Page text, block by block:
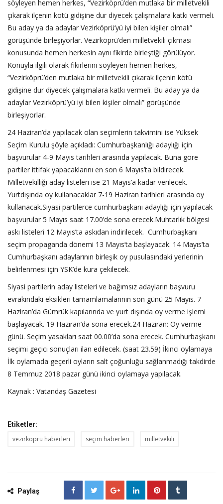
söyleyen hemen herkes, “Vezirköprü’den mutlaka bir milletvekili
çıkarak ilçenin kötü gidişine dur diyecek çalışmalara katkı vermeli.
Bu aday ya da adaylar Vezirköprü’yü iyi bilen kişiler olmalı”
görüşünde birleşiyorlar. Vezirköprü’den milletvekili çıkması
konusunda hemen herkesin aynı fikirde birleştiği görülüyor.
Konuyla ilgili olarak fikirlerini söyleyen hemen herkes,
“Vezirköprü’den mutlaka bir milletvekili çıkarak ilçenin kötü
gidişine dur diyecek çalışmalara katkı vermeli. Bu aday ya da
adaylar Vezirköprü’yü iyi bilen kişiler olmalı” görüşünde
birleşiyorlar.
24 Haziran’da yapılacak olan seçimlerin takvimini ise Yüksek
Seçim Kurulu şöyle açıkladı: Cumhurbaşkanlığı adaylığı için
başvurular 4-9 Mayıs tarihleri arasında yapılacak. Buna göre
partiler ittifak yapacaklarını en son 6 Mayıs’ta bildirecek.
Milletvekilliği aday listeleri ise 21 Mayıs’a kadar verilecek.
Yurtdışında oy kullanacaklar 7-19 Haziran tarihleri arasında oy
kullanacak.Siyasi partilerce cumhurbaşkanı adaylığı için yapılacak
başvurular 5 Mayıs saat 17.00’de sona erecek.Muhtarlık bölgesi
askı listeleri 12 Mayıs’ta askıdan indirilecek. Cumhurbaşkanı
seçim propaganda dönemi 13 Mayıs’ta başlayacak. 14 Mayıs’ta
Cumhurbaşkanı adaylarının birleşik oy pusulasındaki yerlerinin
belirlenmesi için YSK’de kura çekilecek.
Siyasi partilerin aday listeleri ve bağımsız adayların başvuru
evrakındaki eksikleri tamamlamalarının son günü 25 Mayıs. 7
Haziran’da Gümrük kapılarında ve yurt dışında oy verme işlemi
başlayacak. 19 Haziran’da sona erecek.24 Haziran: Oy verme
günü. Seçim yasakları saat 00.00’da sona erecek. Cumhurbaşkanı
seçimi geçici sonuçları ilan edilecek. (saat 23.59) İkinci oylamaya
İlk oylamada geçerli oyların salt çoğunluğu sağlanmadığı takdirde
8 Temmuz 2018 pazar günü ikinci oylamaya yapılacak.
Kaynak : Vatandaş Gazetesi
Etiketler:
vezirköprü haberleri seçim haberleri milletvekili
Paylaş